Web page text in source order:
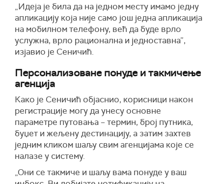
„Идеја је била да на једном месту имамо једну
апликацију која није само још једна апликација
на мобилном телефону, већ да буде врло
услужна, врло рационална и једноставна”,
изјавио је Сеничић.
Персонализоване понуде и такмичење
агенција
Како је Сеничић објаснио, корисници након
регистрације могу да унесу основне
параметре путовања – термин, број путника,
буџет и жељену дестинацију, а затим захтев
једним кликом шаљу свим агенцијама које се
налазе у систему.
„Они се такмиче и шаљу вама понуде у ваш